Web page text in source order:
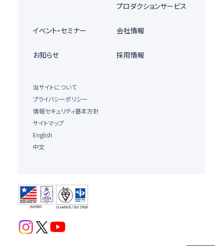
プロダクションサービス
イベント・セミナー 会社情報
お知らせ 採用情報
当サイトについて
プライバシーポリシー
情報セキュリティ基本方針
サイトマップ
English
中文